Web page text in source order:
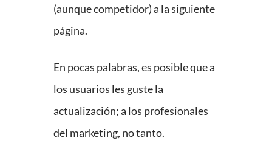
(aunque competidor) a la siguiente
página.
En pocas palabras, es posible que a
los usuarios les guste la
actualización; a los profesionales
del marketing, no tanto.